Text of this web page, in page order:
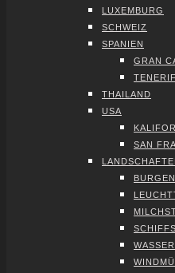
LUXEM­BURG
SCHWEIZ
SPA­NI­EN
GRAN
THAI­LAND
USA
SAN